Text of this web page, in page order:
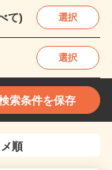
て) 選択
選択
索条件を保存